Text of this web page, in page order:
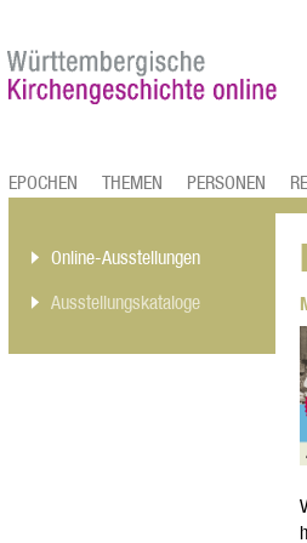
EPOCHEN THEMEN PERSONEN
Online-Ausstellungen
Ausstellungskataloge